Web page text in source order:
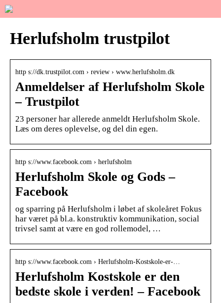
Herlufsholm trustpilot
http s://dk.trustpilot.com › review › www.herlufsholm.dk
Anmeldelser af Herlufsholm Skole
– Trustpilot
23 personer har allerede anmeldt Herlufsholm Skole.
Læs om deres oplevelse, og del din egen.
http s://www.facebook.com › herlufsholm
Herlufsholm Skole og Gods –
Facebook
og sparring på Herlufsholm i løbet af skoleåret Fokus
har været på bl.a. konstruktiv kommunikation, social
trivsel samt at være en god rollemodel, …
http s://www.facebook.com › Herlufsholm-Kostskole-er-…
Herlufsholm Kostskole er den
bedste skole i verden! – Facebook